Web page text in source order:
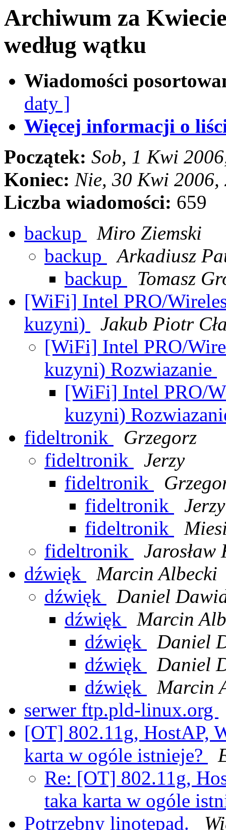
Archiwum za
według wątku
Wiadomości
daty ]
Więcej informacji o
Początek: Sob, 1 Kwi
Koniec: Nie, 30 Kwi 2006,
Liczba wiadomości: 659
backup
Miro Ziemski
backup
Arkadiusz
backup
Tomasz
[WiFi] Intel PRO/
kuzyni)
Jakub Piotr
[WiFi] Intel PRO/
kuzyni) Rozwiazanie
[WiFi] Intel PRO/
kuzyni)
fideltronik
Grzegorz
fideltronik
Jerzy
fideltronik
fideltronik
Jerzy
fideltronik
fideltronik
Jarosław
dźwięk
Marcin Albecki
dźwięk
Daniel
dźwięk
Marcin
dźwięk
Daniel
dźwięk
Daniel
dźwięk
Marcin
serwer ftp.pld-linux.org
[OT] 802.11g, HostAP,
karta w ogóle istnieje?
Re: [OT] 802.11g,
taka karta w ogóle
Potrzebny linotepad.